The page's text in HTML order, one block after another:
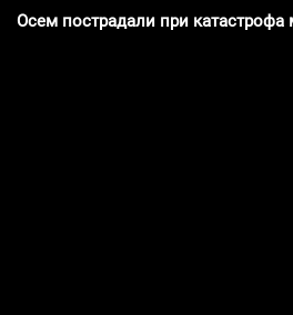
Осем пострадали при катастрофа